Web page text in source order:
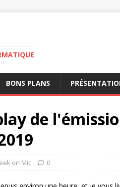
BONS PLANS
de
on Mic 0